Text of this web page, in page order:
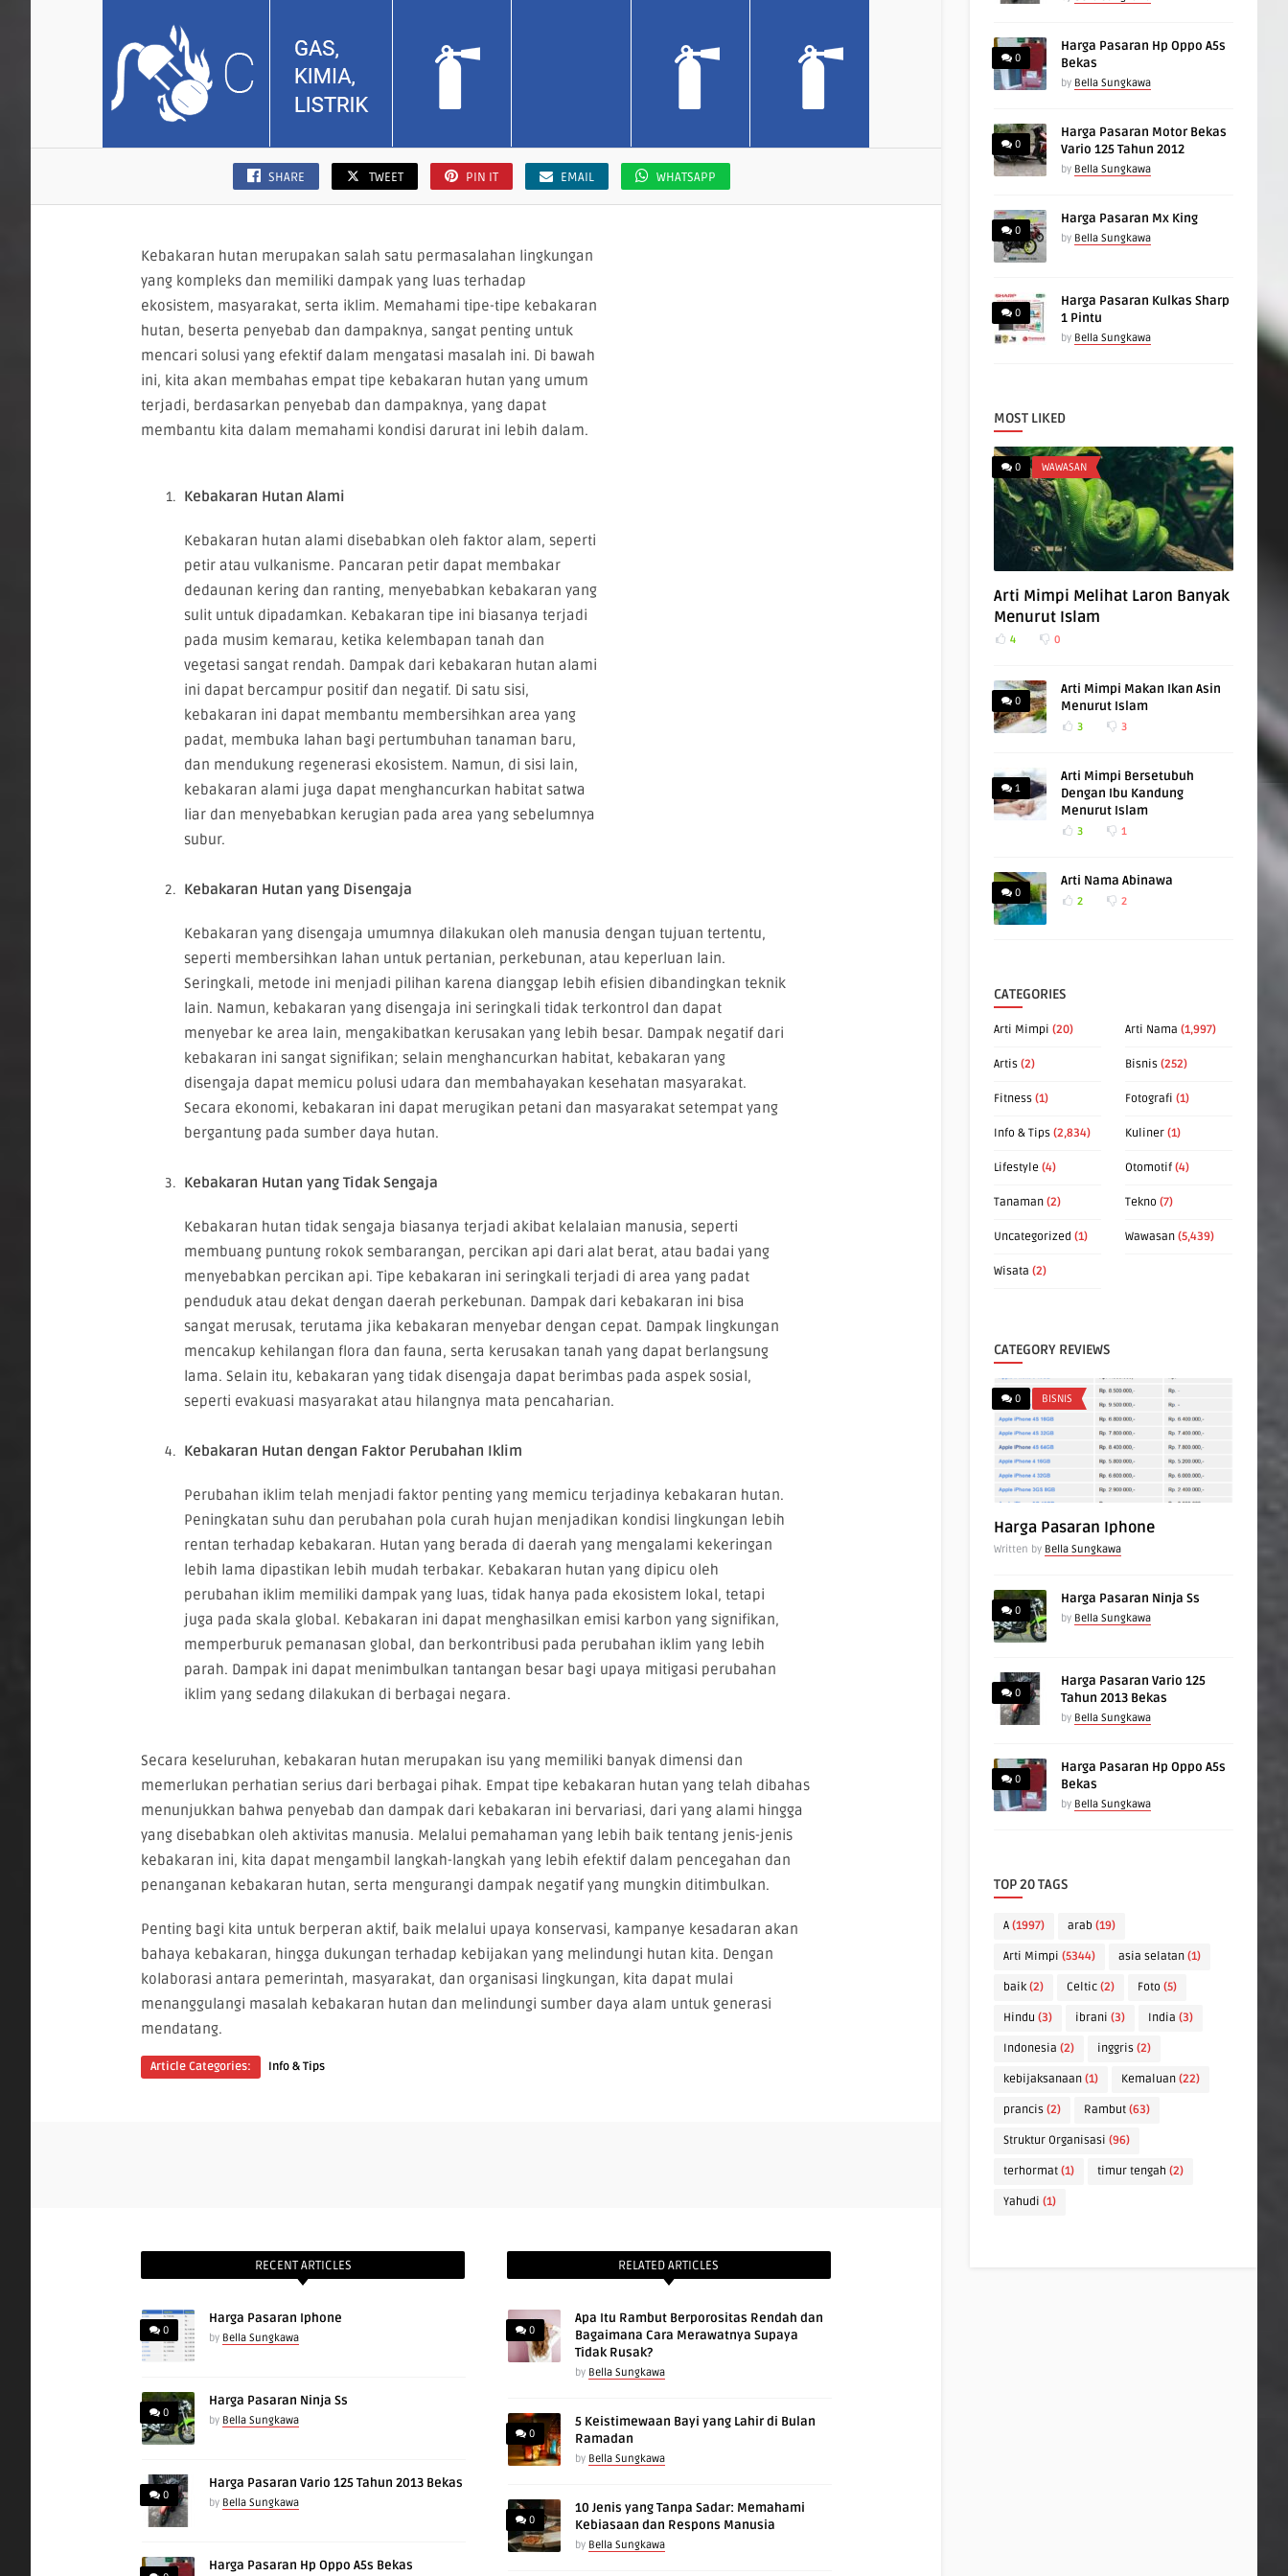
SHARE TWEET PIN IT EMAIL WHATSAPP
Kebakaran hutan merupakan salah satu permasalahan lingkungan
yang kompleks dan memiliki dampak yang luas terhadap
ekosistem, masyarakat, serta iklim. Memahami tipe-tipe kebakaran
hutan, beserta penyebab dan dampaknya, sangat penting untuk
mencari solusi yang efektif dalam mengatasi masalah ini. Di bawah
ini, kita akan membahas empat tipe kebakaran hutan yang umum
terjadi, berdasarkan penyebab dan dampaknya, yang dapat
membantu kita dalam memahami kondisi darurat ini lebih dalam.
Kebakaran Hutan Alami
Kebakaran hutan alami disebabkan oleh faktor alam, seperti
petir atau vulkanisme. Pancaran petir dapat membakar
dedaunan kering dan ranting, menyebabkan kebakaran yang
sulit untuk dipadamkan. Kebakaran tipe ini biasanya terjadi
pada musim kemarau, ketika kelembapan tanah dan
vegetasi sangat rendah. Dampak dari kebakaran hutan alami
ini dapat bercampur positif dan negatif. Di satu sisi,
kebakaran ini dapat membantu membersihkan area yang
padat, membuka lahan bagi pertumbuhan tanaman baru,
dan mendukung regenerasi ekosistem. Namun, di sisi lain,
kebakaran alami juga dapat menghancurkan habitat satwa
liar dan menyebabkan kerugian pada area yang sebelumnya
subur.
Kebakaran Hutan yang Disengaja
Kebakaran yang disengaja umumnya dilakukan oleh manusia dengan tujuan tertentu,
seperti membersihkan lahan untuk pertanian, perkebunan, atau keperluan lain.
Seringkali, metode ini menjadi pilihan karena dianggap lebih efisien dibandingkan teknik
lain. Namun, kebakaran yang disengaja ini seringkali tidak terkontrol dan dapat
menyebar ke area lain, mengakibatkan kerusakan yang lebih besar. Dampak negatif dari
kebakaran ini sangat signifikan; selain menghancurkan habitat, kebakaran yang
disengaja dapat memicu polusi udara dan membahayakan kesehatan masyarakat.
Secara ekonomi, kebakaran ini dapat merugikan petani dan masyarakat setempat yang
bergantung pada sumber daya hutan.
Kebakaran Hutan yang Tidak Sengaja
Kebakaran hutan tidak sengaja biasanya terjadi akibat kelalaian manusia, seperti
membuang puntung rokok sembarangan, percikan api dari alat berat, atau badai yang
menyebabkan percikan api. Tipe kebakaran ini seringkali terjadi di area yang padat
penduduk atau dekat dengan daerah perkebunan. Dampak dari kebakaran ini bisa
sangat merusak, terutama jika kebakaran menyebar dengan cepat. Dampak lingkungan
mencakup kehilangan flora dan fauna, serta kerusakan tanah yang dapat berlangsung
lama. Selain itu, kebakaran yang tidak disengaja dapat berimbas pada aspek sosial,
seperti evakuasi masyarakat atau hilangnya mata pencaharian.
Kebakaran Hutan dengan Faktor Perubahan Iklim
Perubahan iklim telah menjadi faktor penting yang memicu terjadinya kebakaran hutan.
Peningkatan suhu dan perubahan pola curah hujan menjadikan kondisi lingkungan lebih
rentan terhadap kebakaran. Hutan yang berada di daerah yang mengalami kekeringan
lebih lama dipastikan lebih mudah terbakar. Kebakaran hutan yang dipicu oleh
perubahan iklim memiliki dampak yang luas, tidak hanya pada ekosistem lokal, tetapi
juga pada skala global. Kebakaran ini dapat menghasilkan emisi karbon yang signifikan,
memperburuk pemanasan global, dan berkontribusi pada perubahan iklim yang lebih
parah. Dampak ini dapat menimbulkan tantangan besar bagi upaya mitigasi perubahan
iklim yang sedang dilakukan di berbagai negara.
Secara keseluruhan, kebakaran hutan merupakan isu yang memiliki banyak dimensi dan
memerlukan perhatian serius dari berbagai pihak. Empat tipe kebakaran hutan yang telah dibahas
menunjukkan bahwa penyebab dan dampak dari kebakaran ini bervariasi, dari yang alami hingga
yang disebabkan oleh aktivitas manusia. Melalui pemahaman yang lebih baik tentang jenis-jenis
kebakaran ini, kita dapat mengambil langkah-langkah yang lebih efektif dalam pencegahan dan
penanganan kebakaran hutan, serta mengurangi dampak negatif yang mungkin ditimbulkan.
Penting bagi kita untuk berperan aktif, baik melalui upaya konservasi, kampanye kesadaran akan
bahaya kebakaran, hingga dukungan terhadap kebijakan yang melindungi hutan kita. Dengan
kolaborasi antara pemerintah, masyarakat, dan organisasi lingkungan, kita dapat mulai
menanggulangi masalah kebakaran hutan dan melindungi sumber daya alam untuk generasi
mendatang.
Article Categories: Info & Tips
RECENT ARTICLES
0
Harga Pasaran Iphone
by Bella Sungkawa
0
Harga Pasaran Ninja Ss
by Bella Sungkawa
0
Harga Pasaran Vario 125 Tahun 2013 Bekas
by Bella Sungkawa
Harga Pasaran Hp Oppo A5s Bekas
RELATED ARTICLES
0
Apa Itu Rambut Berporositas Rendah dan
Bagaimana Cara Merawatnya Supaya
Tidak Rusak?
by Bella Sungkawa
0
5 Keistimewaan Bayi yang Lahir di Bulan
Ramadan
by Bella Sungkawa
0
10 Jenis yang Tanpa Sadar: Memahami
Kebiasaan dan Respons Manusia
by Bella Sungkawa
0
Harga Pasaran Hp Oppo A5s
Bekas
by Bella Sungkawa
0
Harga Pasaran Motor Bekas
Vario 125 Tahun 2012
by Bella Sungkawa
0
Harga Pasaran Mx King
by Bella Sungkawa
0
Harga Pasaran Kulkas Sharp
1 Pintu
by Bella Sungkawa
MOST LIKED
0 WAWASAN
Arti Mimpi Melihat Laron Banyak
Menurut Islam
4 0
0
Arti Mimpi Makan Ikan Asin
Menurut Islam
3 3
1
Arti Mimpi Bersetubuh
Dengan Ibu Kandung
Menurut Islam
3 1
0
Arti Nama Abinawa
2 2
CATEGORIES
Arti Mimpi (20) Arti Nama (1,997)
Artis (2) Bisnis (252)
Fitness (1) Fotografi (1)
Info & Tips (2,834) Kuliner (1)
Lifestyle (4) Otomotif (4)
Tanaman (2) Tekno (7)
Uncategorized (1) Wawasan (5,439)
Wisata (2)
CATEGORY REVIEWS
0 BISNIS
Harga Pasaran Iphone
Written by Bella Sungkawa
0
Harga Pasaran Ninja Ss
by Bella Sungkawa
0
Harga Pasaran Vario 125
Tahun 2013 Bekas
by Bella Sungkawa
0
Harga Pasaran Hp Oppo A5s
Bekas
by Bella Sungkawa
TOP 20 TAGS
A (1997) arab (19)
Arti Mimpi (5344) asia selatan (1)
baik (2) Celtic (2) Foto (5)
Hindu (3) ibrani (3) India (3)
Indonesia (2) inggris (2)
kebijaksanaan (1) Kemaluan (22)
prancis (2) Rambut (63)
Struktur Organisasi (96)
terhormat (1) timur tengah (2)
Yahudi (1)